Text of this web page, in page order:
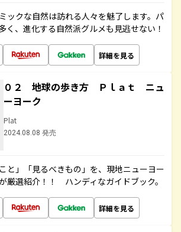
ックな自然は訪れる人々を魅了します。パ
く、進化する自然派グルメも見逃せない！
詳細を見る
０２ 地球の歩き方 Ｐｌａｔ ニュ
ーヨーク
Plat
2024.08.08 発売
と」「見るべきもの」を、現地ニューヨー
厳選紹介！！ ハンディなガイドブック。
詳細を見る